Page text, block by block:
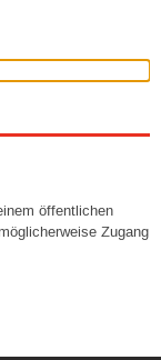
öffentlichen
Zugang